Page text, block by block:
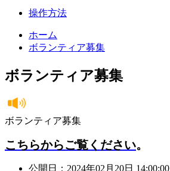
操作方法
ホーム
ボランティア募集
ボランティア募集
ボランティア募集
こちらからご覧ください。
公開日：2024年02月20日 14:00:00